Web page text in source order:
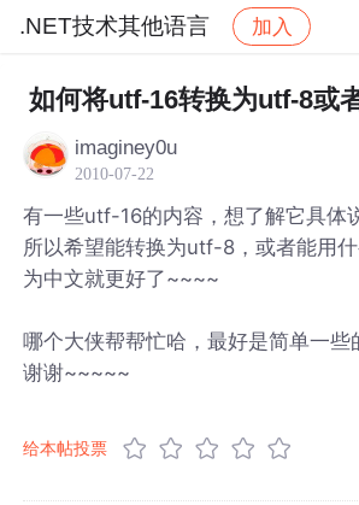
.NET技术其他语言 加入
社区 .NET技术其他语言 帖子
如何将utf-16转换为utf-8或
imaginey0u
2010-07-22
有一些utf-16的内容，想了解它具体
所以希望能转换为utf-8，或者能用
为中文就更好了~~~~
哪个大侠帮帮忙哈，最好是简单一些
谢谢~~~~~
给本帖投票